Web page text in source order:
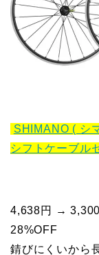
SHIMANO ( シ
シフトケーブル
4,638円 →
28%OFF
錆びにくいから